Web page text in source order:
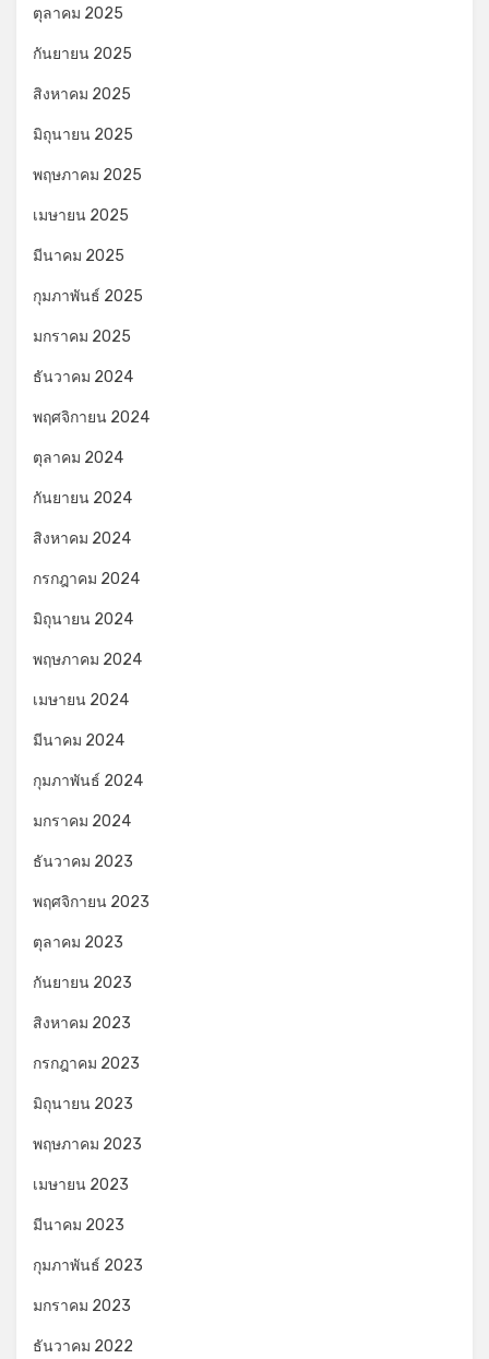
ตุลาคม 2025
กันยายน 2025
สิงหาคม 2025
มิถุนายน 2025
พฤษภาคม 2025
เมษายน 2025
มีนาคม 2025
กุมภาพันธ์ 2025
มกราคม 2025
ธันวาคม 2024
พฤศจิกายน 2024
ตุลาคม 2024
กันยายน 2024
สิงหาคม 2024
กรกฎาคม 2024
มิถุนายน 2024
พฤษภาคม 2024
เมษายน 2024
มีนาคม 2024
กุมภาพันธ์ 2024
มกราคม 2024
ธันวาคม 2023
พฤศจิกายน 2023
ตุลาคม 2023
กันยายน 2023
สิงหาคม 2023
กรกฎาคม 2023
มิถุนายน 2023
พฤษภาคม 2023
เมษายน 2023
มีนาคม 2023
กุมภาพันธ์ 2023
มกราคม 2023
ธันวาคม 2022